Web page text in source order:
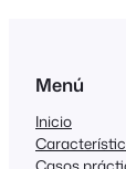
Menú
Inicio